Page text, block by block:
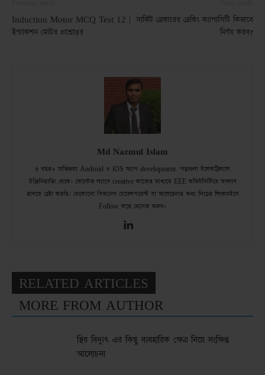
Induction Motor MCQ Test 12 |
ইন্ডাকশন মোটর প্রশ্নোত্তর
সার্কিট ব্রেকারের ব্রেকিং ক্যাপাসিটি কিভাবে
নির্ণয় করব?
Md Nazmul Islam
৫ বছর+ অভিজ্ঞতা Android ও iOS অ্যাপ development. পড়াশুনা ইলেকট্রিক্যাল
ইঞ্জিনিয়ারিং থেকে। ভোল্টেজ ল্যাবে creative কাজের মাধ্যমে EEE কমিউনিটিতে অবদান
রাখতে চেষ্টা করছি। যেকোনো বিজনেস ডেভেলপমেন্ট বা আলোচনার জন্য নিচের লিংকডইনে
Follow করে মেসেজ করুন।
RELATED ARTICLES
MORE FROM AUTHOR
স্থির বিদ্যুৎ এর কিছু ব্যবহারিক ক্ষেত্র নিয়ে সংক্ষিপ্ত
আলোচনা